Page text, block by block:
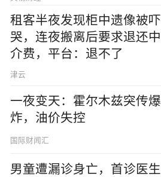
租客半夜发现柜中遗像被吓
哭，连夜搬离后要求退还中
介费，平台：退不了
津云
一夜变天：霍尔木兹突传爆
炸，油价失控
国际财闻汇
男童遭漏诊身亡，首诊医生